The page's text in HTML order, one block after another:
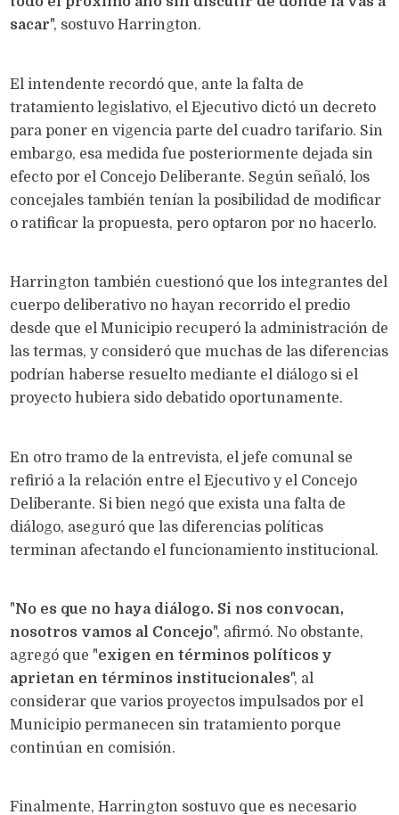
sacar", sostuvo Harrington.
El intendente recordó que, ante la falta de
tratamiento legislativo, el Ejecutivo dictó un decreto
para poner en vigencia parte del cuadro tarifario. Sin
embargo, esa medida fue posteriormente dejada sin
efecto por el Concejo Deliberante. Según señaló, los
concejales también tenían la posibilidad de modificar
o ratificar la propuesta, pero optaron por no hacerlo.
Harrington también cuestionó que los integrantes del
cuerpo deliberativo no hayan recorrido el predio
desde que el Municipio recuperó la administración de
las termas, y consideró que muchas de las diferencias
podrían haberse resuelto mediante el diálogo si el
proyecto hubiera sido debatido oportunamente.
En otro tramo de la entrevista, el jefe comunal se
refirió a la relación entre el Ejecutivo y el Concejo
Deliberante. Si bien negó que exista una falta de
diálogo, aseguró que las diferencias políticas
terminan afectando el funcionamiento institucional.
"No es que no haya diálogo. Si nos convocan,
nosotros vamos al Concejo", afirmó. No obstante,
agregó que "exigen en términos políticos y
aprietan en términos institucionales", al
considerar que varios proyectos impulsados por el
Municipio permanecen sin tratamiento porque
continúan en comisión.
Finalmente, Harrington sostuvo que es necesario